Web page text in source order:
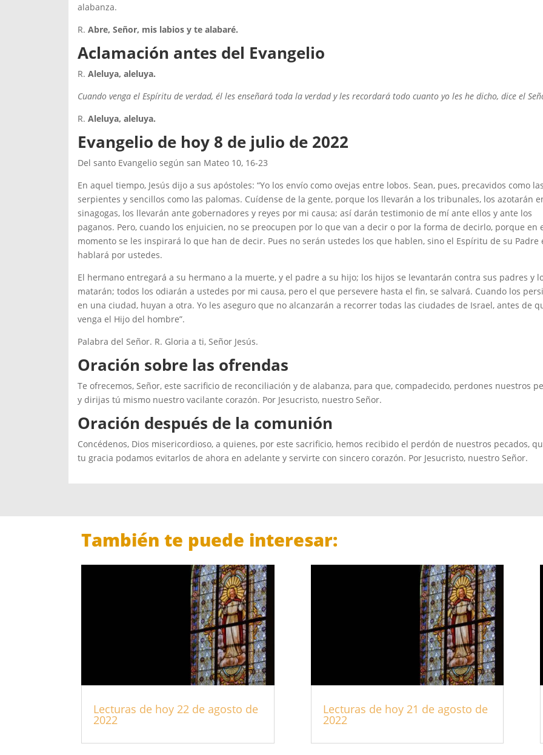
alabanza.
R. Abre, Señor, mis labios y te alabaré.
Aclamación antes del Evangelio
R. Aleluya, aleluya.
Cuando venga el Espíritu de verdad, él les enseñará toda la verdad y les recordará todo cuanto yo les he dicho, dice el
R. Aleluya, aleluya.
Evangelio de hoy 8 de julio de 2022
Del santo Evangelio según san Mateo 10, 16-23
En aquel tiempo, Jesús dijo a sus apóstoles: “Yo los envío como ovejas entre lobos. Sean, pues, precavidos como las
serpientes y sencillos como las palomas. Cuídense de la gente, porque los llevarán a los tribunales, los azotarán
sinagogas, los llevarán ante gobernadores y reyes por mi causa; así darán testimonio de mí ante ellos y ante los
paganos. Pero, cuando los enjuicien, no se preocupen por lo que van a decir o por la forma de decirlo, porque en
momento se les inspirará lo que han de decir. Pues no serán ustedes los que hablen, sino el Espíritu de su Padre
hablará por ustedes.
El hermano entregará a su hermano a la muerte, y el padre a su hijo; los hijos se levantarán contra sus padres y
matarán; todos los odiarán a ustedes por mi causa, pero el que persevere hasta el fin, se salvará. Cuando los
en una ciudad, huyan a otra. Yo les aseguro que no alcanzarán a recorrer todas las ciudades de Israel, antes de
venga el Hijo del hombre”.
Palabra del Señor. R. Gloria a ti, Señor Jesús.
Oración sobre las ofrendas
Te ofrecemos, Señor, este sacrificio de reconciliación y de alabanza, para que, compadecido, perdones nuestros
y dirijas tú mismo nuestro vacilante corazón. Por Jesucristo, nuestro Señor.
Oración después de la comunión
Concédenos, Dios misericordioso, a quienes, por este sacrificio, hemos recibido el perdón de nuestros pecados,
tu gracia podamos evitarlos de ahora en adelante y servirte con sincero corazón. Por Jesucristo, nuestro Señor.
También te puede interesar:
Lecturas de hoy 22 de agosto de
2022
Lecturas de hoy 21 de agosto de
2022